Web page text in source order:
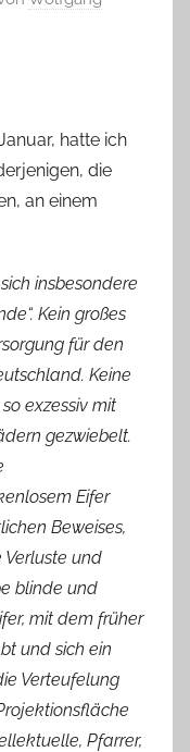
hatte ich
die
an einem
insbesondere
Kein großes
für den
Keine
exzessiv mit
gezwiebelt.
Eifer
Beweises,
und
blinde und
mit dem früher
und sich ein
Verteufelung
Pfarrer,